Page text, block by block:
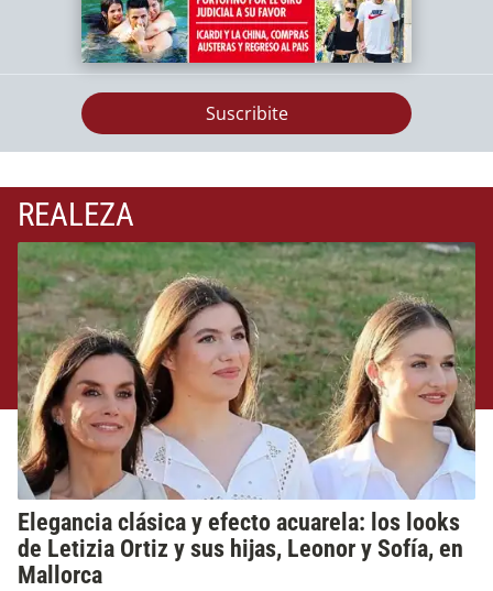
Suscribite
REALEZA
Elegancia clásica y efecto acuarela: los looks
de Letizia Ortiz y sus hijas, Leonor y Sofía, en
Mallorca